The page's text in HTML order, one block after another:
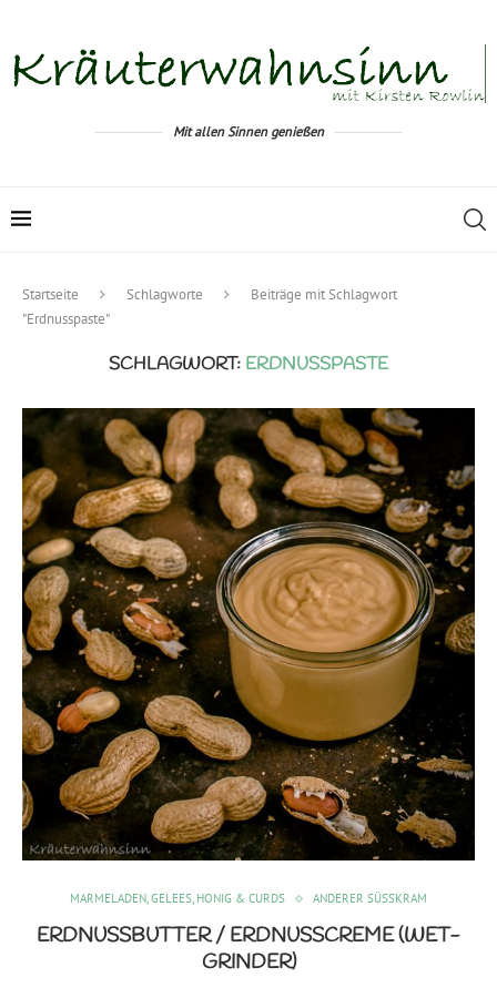
Mit allen Sinnen genießen
Startseite Schlagworte
Beiträge mit Schlagwort
"Erdnusspaste"
SCHLAGWORT: ERDNUSSPASTE
MARMELADEN, GELEES, HONIG & CURDS ANDERER SÜSSKRAM
ERDNUSSBUTTER / ERDNUSSCREME (WET-
GRINDER)